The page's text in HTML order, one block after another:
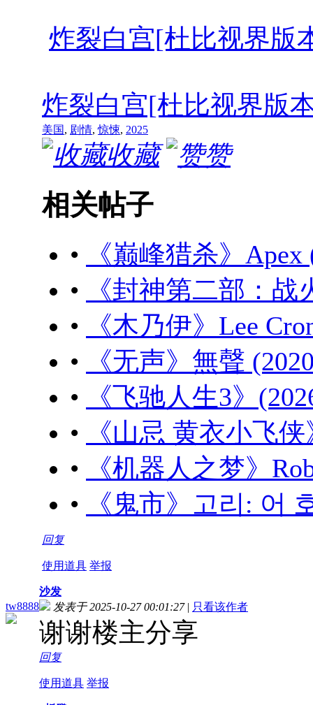
炸裂白宫[杜比视界版
炸裂白宫[杜比视界版
美国, 剧情,惊悚, 2025
收藏 赞
相关帖子
•
《巅峰猎杀》
•
《封神第二部：
•
《木乃伊》Lee
•
《无声》無聲
•
《飞驰人生3》
•
《山忌 黄衣小飞
•
《机器人之梦》
•
《鬼市》고리: 어
回复
使用道具 举报
tw8888
沙发
发表于 2025-10-27 00:01:27 | 只看该作者
谢谢楼主分享
回复
使用道具 举报